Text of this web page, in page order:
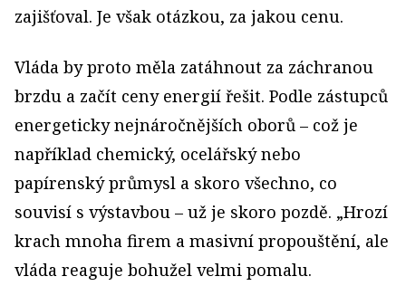
zajišťoval. Je však otázkou, za jakou cenu.
Vláda by proto měla zatáhnout za záchranou
brzdu a začít ceny energií řešit. Podle zástupců
energeticky nejnáročnějších oborů – což je
například chemický, ocelářský nebo
papírenský průmysl a skoro všechno, co
souvisí s výstavbou – už je skoro pozdě. „Hrozí
krach mnoha firem a masivní propouštění, ale
vláda reaguje bohužel velmi pomalu.